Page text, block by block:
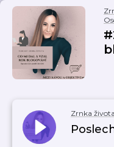
Zrnka života